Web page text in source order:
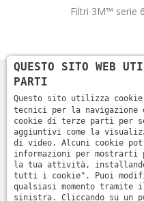
Filtri 3M™ serie
Home Azienda
QUESTO SITO WEB
PARTI
Questo sito utilizza cookie
tecnici per la navigazione
cookie di terze parti per
aggiuntivi come la
di video. Alcuni cookie
informazioni per
la tua attività,
tutti i cookie". Puoi
qualsiasi momento
sinistra. Cliccando su un